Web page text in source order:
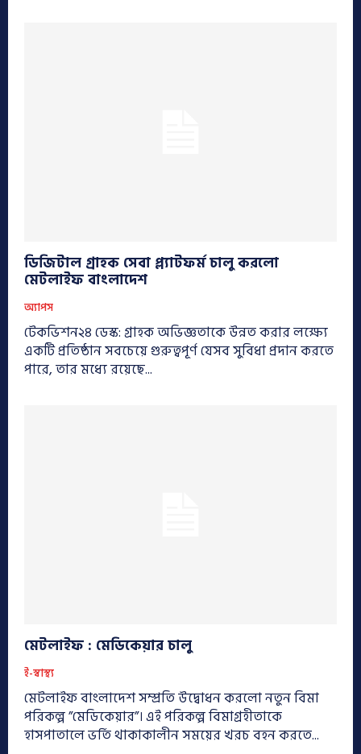
ডিজিটাল গ্রাহক সেবা প্ল্যাটফর্ম চালু করলো
মেটলাইফ বাংলাদেশ
অ্যাপস
টেকভিশন২৪ ডেস্ক: গ্রাহক অভিজ্ঞতাকে উন্নত করার লক্ষ্যে
একটি প্রতিষ্ঠান সবচেয়ে গুরুত্বপূর্ণ যেসব সুবিধা প্রদান করতে
পারে, তার মধ্যে রয়েছে...
মেটলাইফ : মেডিকেয়ার চালু
ই-স্বাস্থ্য
মেটলাইফ বাংলাদেশ সম্প্রতি উদ্বোধন করলো নতুন বিমা
পরিকল্প ”মেডিকেয়ার”। এই পরিকল্প বিমাগ্রহীতাকে
হাসপাতালে ভর্তি থাকাকালীন সময়ের খরচ বহন করতে...